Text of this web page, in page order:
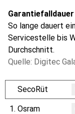
Garantiefalldauer
So lange dauert
Servicestelle bis
Durchschnitt.
Quelle: Digitec
SecoRüt
1. Osram